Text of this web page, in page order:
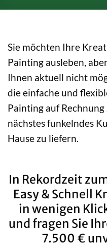
Sie möchten Ihre
Painting ausleben,
Ihnen aktuell nicht
die einfache und
Painting auf
nächstes funkelndes
Hause zu liefern.
In Rekordzeit
Easy & Schnell
in wenigen
und fragen Sie
7.500 €